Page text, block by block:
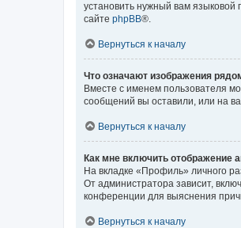
установить нужный вам языковой
сайте phpBB®.
Вернуться к началу
Что означают изображения
Вместе с именем пользователя
сообщений вы оставили, или на
Вернуться к началу
Как мне включить отображение
На вкладке «Профиль» личного
От администратора зависит,
конференции для выяснения
Вернуться к началу